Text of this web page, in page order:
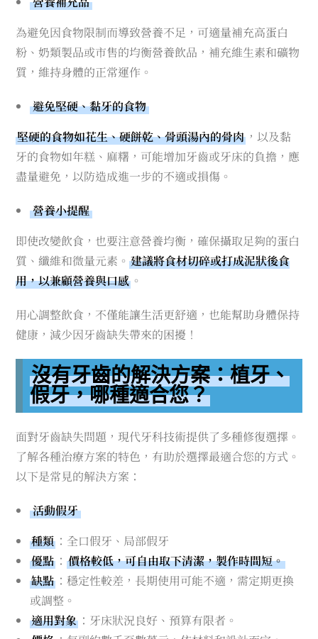
為避免因食物限制而導致營養不足，可適量補充高蛋白
粉、奶類製品或市售的均衡營養飲品，補充維生素和礦物
質，維持身體的正常運作。
避免堅硬、黏牙的食物
堅硬的食物如花生、硬餅乾、骨頭湯內的骨肉 ，以及黏
牙的食物如年糕、麻糬，可能增加牙齒或牙床的負擔，應
盡量避免，以防造成進一步的不適或損傷。
營養小提醒
即使改變飲食，也要注意營養均衡，確保攝取足夠的蛋白
質、纖維和微量元素。建議將食材切碎或打成泥狀後食
用，以兼顧營養與口感 。
用心調整飲食，不僅能讓生活更舒適，也能幫助身體保持
健康，減少因牙齒缺失帶來的困擾！
沒有牙齒的解決方案：植牙、
假牙，哪種適合您？
面對牙齒缺失問題，現代牙科技術提供了多種修復選擇。
了解各種治療方案的特色，有助於選擇最適合您的方式。
以下是常見的解決方案：
活動假牙
種類 ：全口假牙、局部假牙
優點 ：價格較低，可自由取下清潔，製作時間短。
缺點 ：穩定性較差，長期使用可能不適，需定期更換
或調整。
適用對象 ：牙床狀況良好、預算有限者。